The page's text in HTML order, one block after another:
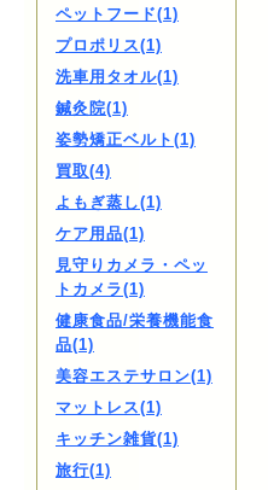
ペットフード(1)
プロポリス(1)
洗車用タオル(1)
鍼灸院(1)
姿勢矯正ベルト(1)
買取(4)
よもぎ蒸し(1)
ケア用品(1)
見守りカメラ・ペッ
トカメラ(1)
健康食品/栄養機能食
品(1)
美容エステサロン(1)
マットレス(1)
キッチン雑貨(1)
旅行(1)